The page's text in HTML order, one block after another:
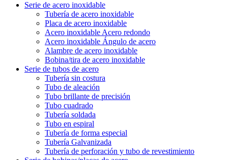
Serie de acero inoxidable
Tubería de acero inoxidable
Placa de acero inoxidable
Acero inoxidable Acero redondo
Acero inoxidable Ángulo de acero
Alambre de acero inoxidable
Bobina/tira de acero inoxidable
Serie de tubos de acero
Tubería sin costura
Tubo de aleación
Tubo brillante de precisión
Tubo cuadrado
Tubería soldada
Tubo en espiral
Tubería de forma especial
Tubería Galvanizada
Tubería de perforación y tubo de revestimiento